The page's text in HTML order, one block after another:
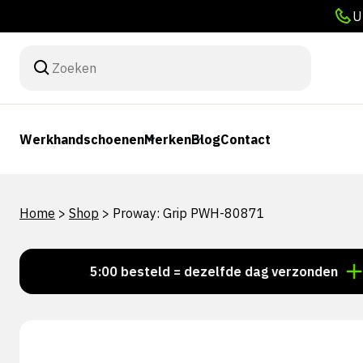
WerkhandschoenenMerkenBlogContact
Home > Shop > Proway: Grip PWH-80871
Voor 15:00 besteld = dezelfde dag verzonden